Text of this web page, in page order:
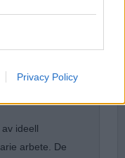
Privacy Policy
Östberga.
gick bort
ideell
arbete. De